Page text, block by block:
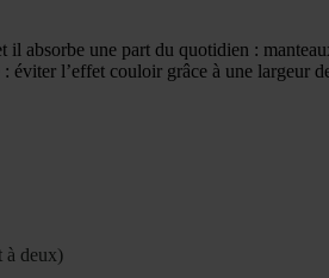
il absorbe une part du quotidien :
éviter l’effet couloir grâce à une largeur
à deux)